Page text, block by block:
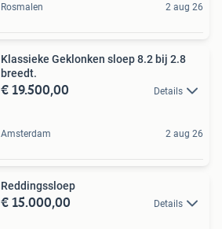
Rosmalen 2 aug 26
Klassieke Geklonken sloep 8.2 bij 2.8
breedt.
€ 19.500,00 Details
Amsterdam 2 aug 26
Reddingssloep
€ 15.000,00 Details